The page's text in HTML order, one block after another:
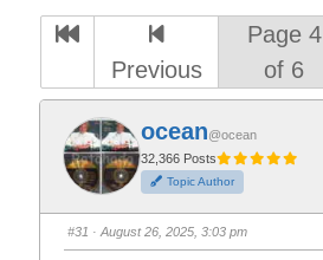
Previous
Page 4
of 6
ocean@ocean
32,366 Posts
Topic Author
#31 · August 26, 2025, 3:03 pm